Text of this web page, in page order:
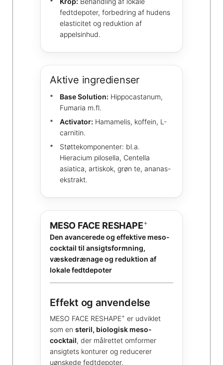
fedtdepoter, forbedring af hudens
elasticitet og reduktion af
appelsinhud.
Aktive ingredienser
Base Solution: Hippocastanum,
Fumaria m.fl.
Activator: Hamamelis, koffein, L-
carnitin.
Støttekomponenter: bl.a.
Hieracium pilosella, Centella
asiatica, artiskok, grøn te, ananas-
ekstrakt.
MESO FACE RESHAPE+
Den avancerede og effektive meso-
cocktail til ansigtsformning,
væskedrænage og reduktion af
lokale fedtdepoter
Effekt og anvendelse
MESO FACE RESHAPE+ er udviklet
som en steril, biologisk meso-
cocktail, der målrettet omformer
ansigtets konturer og reducerer
uønskede fedtdepoter.